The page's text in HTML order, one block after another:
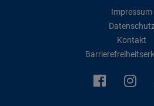
Impressum
Kontakt